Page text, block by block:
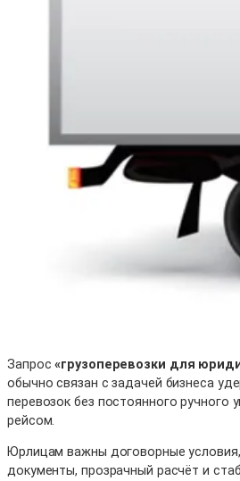
Запрос«грузоперевозки для
обычно связан с задачей бизнеса
перевозок без постоянного ручного
рейсом.
Юрлицам важны договорные
документы, прозрачный расчёт и